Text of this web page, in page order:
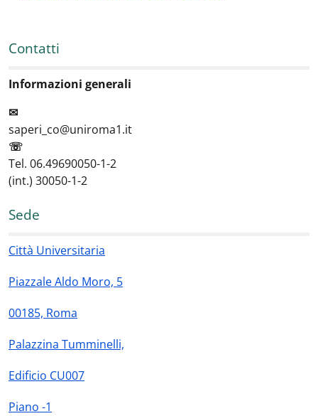
Contatti
Informazioni generali
✉
saperi_co@uniroma1.it
☏
Tel. 06.49690050-1-2
(int.) 30050-1-2
Sede
Città Universitaria
Piazzale Aldo Moro, 5
00185, Roma
Palazzina Tumminelli,
Edificio CU007
Piano -1